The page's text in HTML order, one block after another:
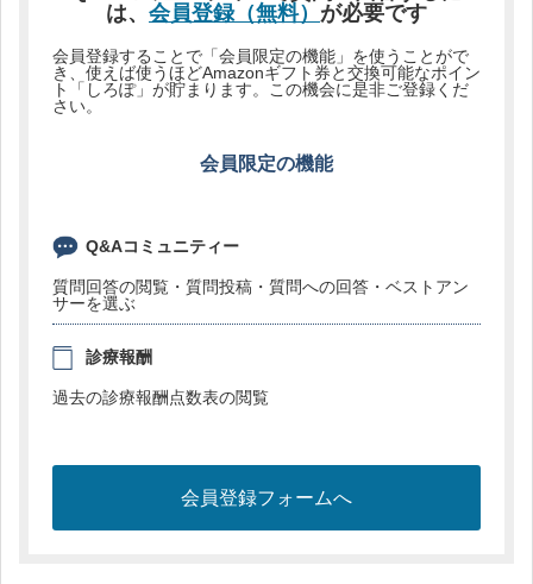
は、 会員登録（無料） が必要です
会員登録することで「会員限定の機能」を使うことがで
き、使えば使うほどAmazonギフト券と交換可能なポイン
ト「しろぽ」が貯まります。この機会に是非ご登録くだ
さい。
会員限定の機能
Q&Aコミュニティー
質問回答の閲覧・質問投稿・質問への回答・ベストアン
サーを選ぶ
診療報酬
過去の診療報酬点数表の閲覧
会員登録フォームへ